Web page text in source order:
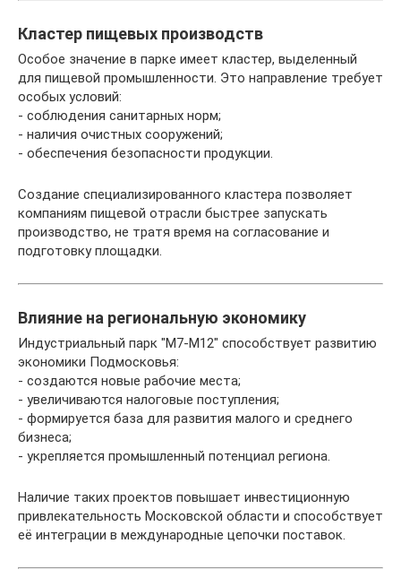
Кластер пищевых производств
Особое значение в парке имеет кластер, выделенный
для пищевой промышленности. Это направление требует
особых условий:
- соблюдения санитарных норм;
- наличия очистных сооружений;
- обеспечения безопасности продукции.
Создание специализированного кластера позволяет
компаниям пищевой отрасли быстрее запускать
производство, не тратя время на согласование и
подготовку площадки.
Влияние на региональную экономику
Индустриальный парк "M7-M12" способствует развитию
экономики Подмосковья:
- создаются новые рабочие места;
- увеличиваются налоговые поступления;
- формируется база для развития малого и среднего
бизнеса;
- укрепляется промышленный потенциал региона.
Наличие таких проектов повышает инвестиционную
привлекательность Московской области и способствует
её интеграции в международные цепочки поставок.